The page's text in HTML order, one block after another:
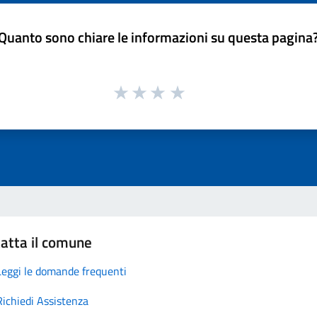
sono chiare le informazioni su questa
il comune
le domande frequenti
Assistenza